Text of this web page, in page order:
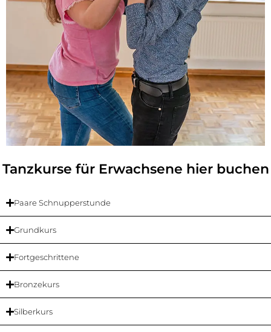
Tanzkurse für Erwachsene hier buchen
Paare Schnupperstunde
Grundkurs
Fortgeschrittene
Bronzekurs
Silberkurs